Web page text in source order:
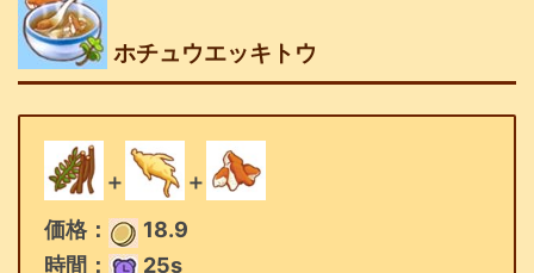
ホチュウエッキトウ
＋
＋
価格：
18.9
時間：
25s